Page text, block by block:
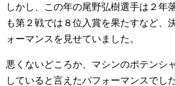
しかし、この年の尾野弘樹選手は２年
も第２戦では８位入賞を果たすなど、
ォーマンスを見せていました。
悪くないどころか、マシンのポテンシ
していると言えたパフォーマンスでした